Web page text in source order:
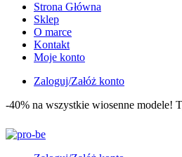
Strona Główna
Sklep
O marce
Kontakt
Moje konto
Zaloguj/Załóż konto
-40% na wszystkie wiosenne modele!